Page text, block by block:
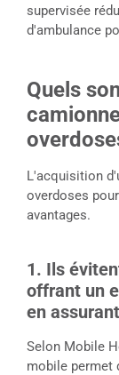
supervisée
d'ambulance
Quels
L'acquisition
overdoses
avantages.
1. Ils
offrant un
en
Selon Mobile
mobile permet